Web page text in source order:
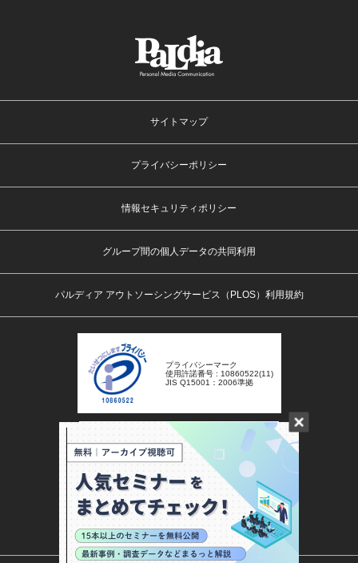
サイトマップ
プライバシーポリシー
情報セキュリティポリシー
グループ間の個人データの共同利用
パルディア アウトソーシングサービス（PLOS）利用規約
プライバシーマーク
使用許諾番号 : 10860522(11)
JIS Q15001：2006準拠